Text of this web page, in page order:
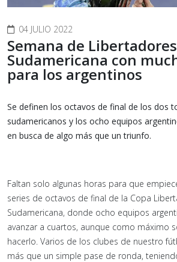
04 JULIO 2022
Semana de
Sudamericana con
para los argentinos
Se definen los octavos de final de los dos
sudamericanos y los ocho equipos
en busca de algo más que un triunfo.
Faltan solo algunas horas para que
series de octavos de final de la Copa
Sudamericana, donde ocho equipos
avanzar a cuartos, aunque como máximo
hacerlo. Varios de los clubes de nuestro
más que un simple pase de ronda,